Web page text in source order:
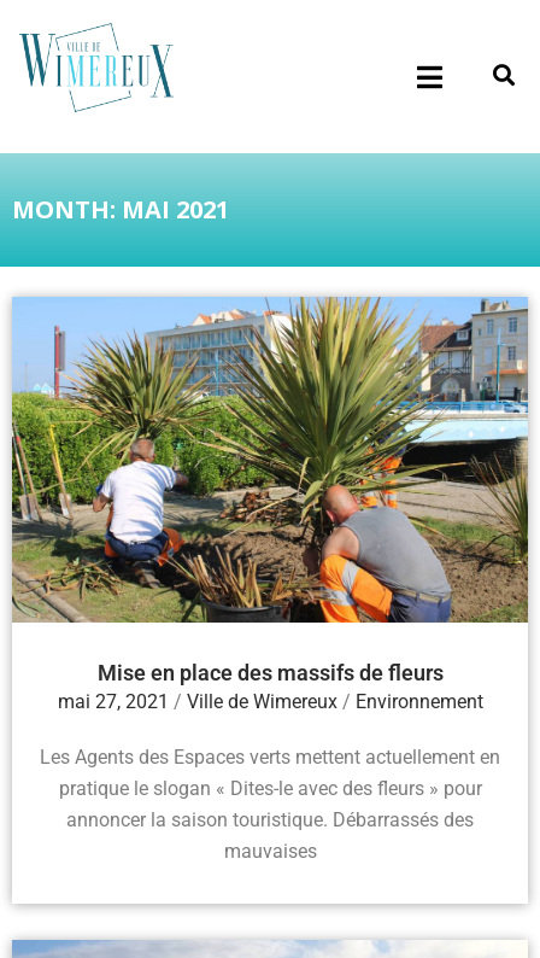
MONTH: MAI 2021
Mise en place des massifs de fleurs
mai 27, 2021 / Ville de Wimereux / Environnement
Les Agents des Espaces verts mettent actuellement en
pratique le slogan « Dites-le avec des fleurs » pour
annoncer la saison touristique. Débarrassés des
mauvaises